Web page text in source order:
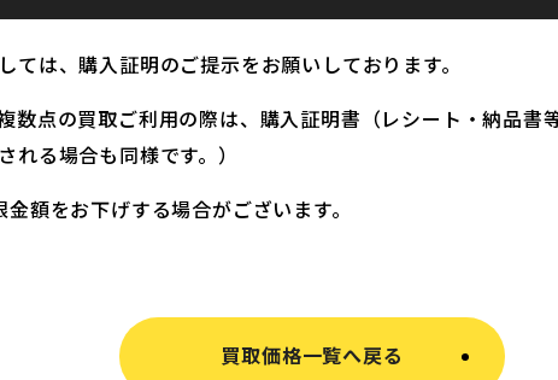
は、購入証明のご提示をお願いしております。
数点の買取ご利用の際は、購入証明書（レシート・納品
る場合も同様です。）
額をお下げする場合がございます。
買取価格一覧へ戻る